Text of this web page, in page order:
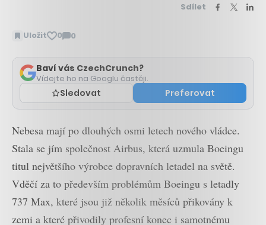
Sdílet
Uložit 0 0
Zobrazit
Baví vás CzechCrunch?
Vídejte ho na Googlu častěji.
Sledovat Preferovat
Nebesa mají po dlouhých osmi letech nového vládce.
Stala se jím společnost Airbus, která uzmula Boeingu
titul největšího výrobce dopravních letadel na světě.
Vděčí za to především problémům Boeingu s letadly
737 Max, které jsou již několik měsíců přikovány k
zemi a které přivodily profesní konec i samotnému